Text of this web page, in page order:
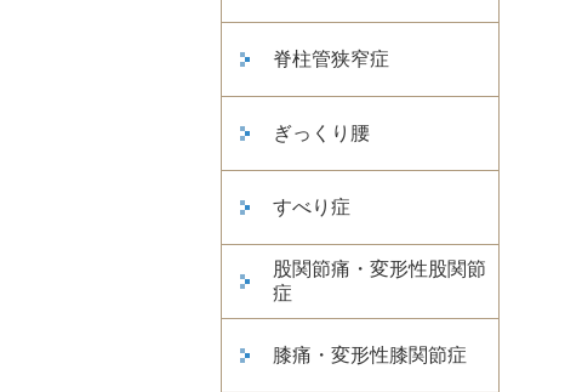
脊柱管狭窄症
ぎっくり腰
すべり症
股関節痛・変形性股関節
症
膝痛・変形性膝関節症